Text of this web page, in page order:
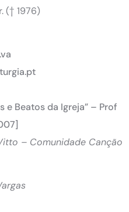
(† 1976)
e Beatos da Igreja” – Prof
– Comunidade Canção